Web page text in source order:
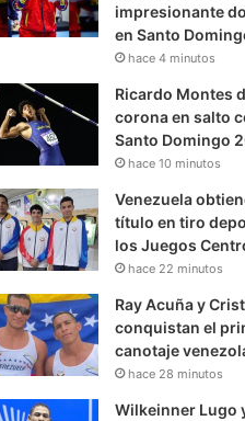
m
impresionante
en Santo
hace 4 minutos
Ricardo Montes
corona en salto
Santo Domingo
hace 10 minutos
Venezuela
título en tiro
los Juegos
hace 22 minutos
Ray Acuña y
conquistan el
canotaje
hace 28 minutos
Wilkeinner Lugo